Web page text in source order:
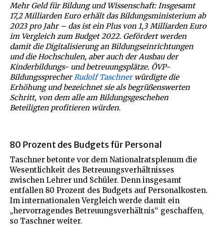
Mehr Geld für Bildung und Wissenschaft: Insgesamt
17,2 Milliarden Euro erhält das Bildungsministerium ab
2023 pro Jahr – das ist ein Plus von 1,3 Milliarden Euro
im Vergleich zum Budget 2022. Gefördert werden
damit die Digitalisierung an Bildungseinrichtungen
und die Hochschulen, aber auch der Ausbau der
Kinderbildungs- und betreuungsplätze. ÖVP-
BildungssprecherRudolf Taschnerwürdigte die
Erhöhung und bezeichnet sie als begrüßenswerten
Schritt, von dem alle am Bildungsgeschehen
Beteiligten profitieren würden.
80 Prozent des Budgets für Personal
Taschner betonte vor dem Nationalratsplenum die
Wesentlichkeit des Betreuungsverhältnisses
zwischen Lehrer und Schüler. Denn insgesamt
entfallen 80 Prozent des Budgets auf Personalkosten.
Im internationalen Vergleich werde damit ein
„hervorragendes Betreuungsverhältnis“ geschaffen,
so Taschner weiter.